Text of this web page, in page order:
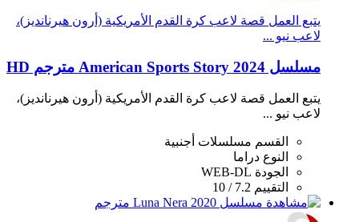
يتبع العمل قصة لاعب كرة القدم الأمريكية (أرون هيرنانديز)،
لاعب نيو ...
مسلسل American Sports Story 2024 مترجم HD
يتبع العمل قصة لاعب كرة القدم الأمريكية (أرون هيرنانديز)،
لاعب نيو ...
القسم مسلسلات أجنبية
النوع دراما
الجودة WEB-DL
التقييم 7.2 / 10